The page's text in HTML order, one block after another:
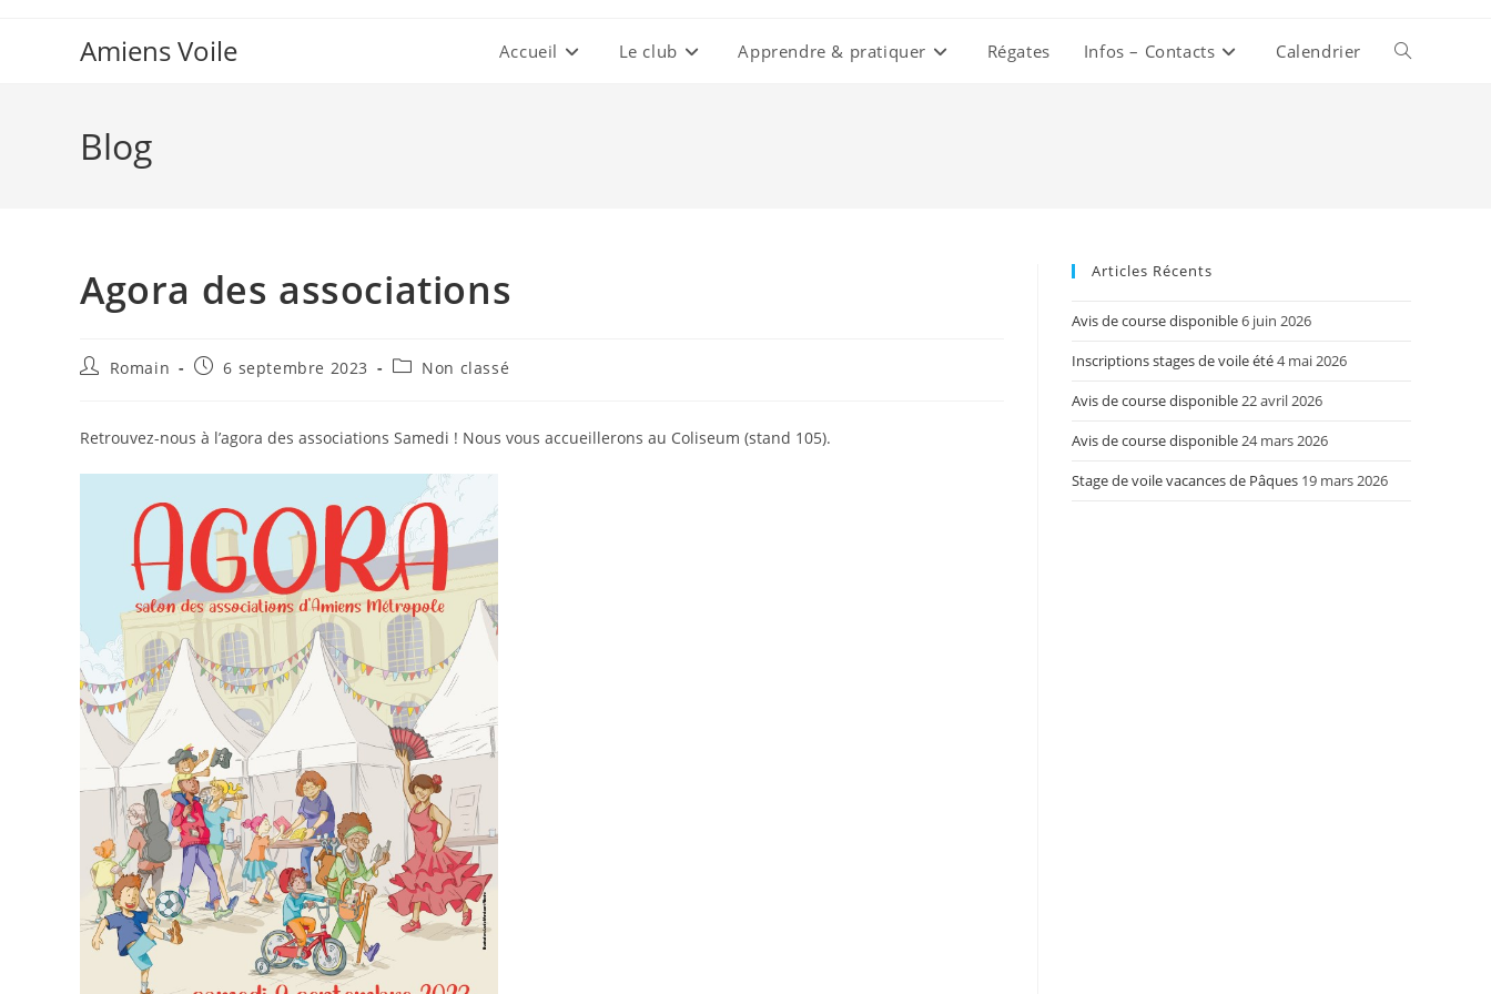
Amiens Voile Accueil Le club Apprendre & pratiquer Régates Infos – Contacts Calendrier Toggle
Blog
Agora des associations
Auteur/autrice
publication :
Romain
Publication
6 septembre 2023
PostNon classé
Retrouvez-nous à l’agora des associations Samedi ! Nous vous accueillerons au Coliseum (stand 105).
Articles Récents
Avis de course disponible6 juin 2026
Inscriptions stages de voile été4 mai 2026
Avis de course disponible22 avril 2026
Avis de course disponible24 mars 2026
Stage de voile vacances de Pâques 19 mars 2026